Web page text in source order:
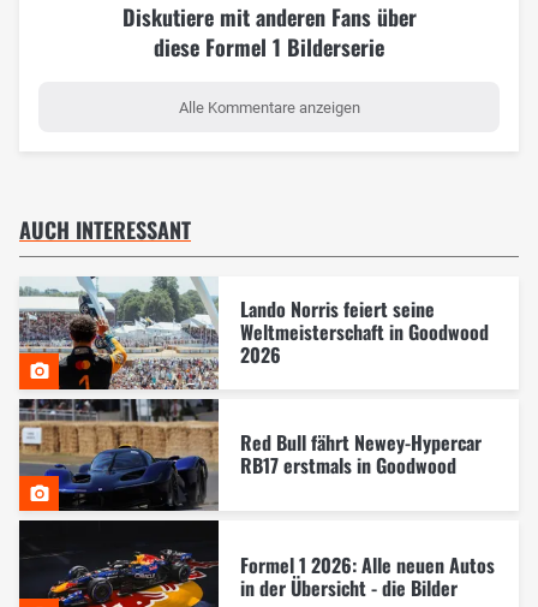
Diskutiere mit anderen Fans über
diese Formel 1 Bilderserie
Alle Kommentare anzeigen
AUCH INTERESSANT
Lando Norris feiert seine
Weltmeisterschaft in Goodwood
2026
Red Bull fährt Newey-Hypercar
RB17 erstmals in Goodwood
Formel 1 2026: Alle neuen Autos
in der Übersicht - die Bilder